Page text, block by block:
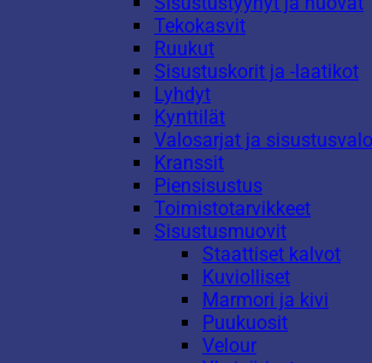
Tekokasvit
Ruukut
Sisustuskorit ja -laatikot
Lyhdyt
Kynttilät
Valosarjat ja
Kranssit
Piensisustus
Toimistotarvikkeet
Sisustusmuovit
Staattiset kalvot
Kuviolliset
Marmori ja kivi
Puukuosit
Velour